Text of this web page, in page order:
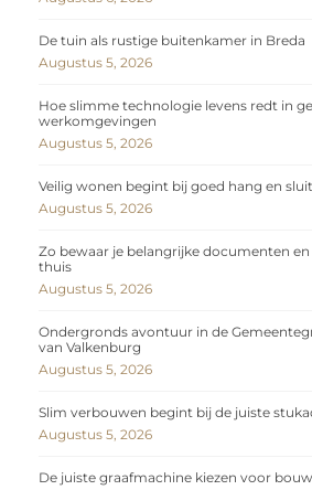
De tuin als rustige buitenkamer in Breda
Augustus 5, 2026
Hoe slimme technologie levens redt in
werkomgevingen
Augustus 5, 2026
Veilig wonen begint bij goed hang en
Augustus 5, 2026
Zo bewaar je belangrijke documenten
thuis
Augustus 5, 2026
Ondergronds avontuur in de
van Valkenburg
Augustus 5, 2026
Slim verbouwen begint bij de juiste
Augustus 5, 2026
De juiste graafmachine kiezen voor